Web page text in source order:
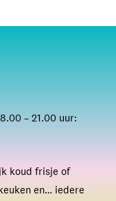
– 21.00 uur:
koud frisje of
en… iedere